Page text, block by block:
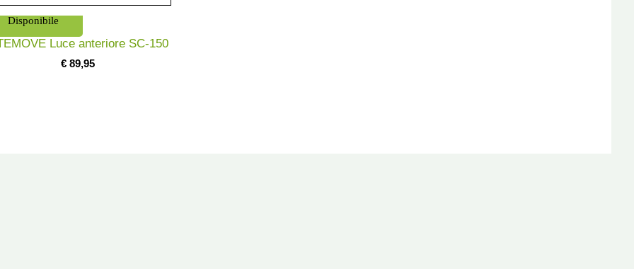
Disponibile
Luce anteriore SC-150
€89,95